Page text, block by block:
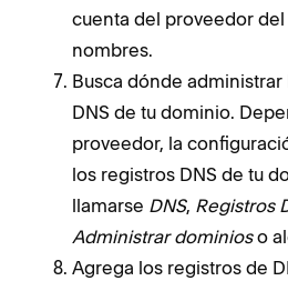
cuenta del proveedor
nombres.
Busca dónde
DNS de tu dominio.
proveedor, la
los registros DNS de tu
llamarse DNS, Registros
Administrar dominioso
Agrega los registros de